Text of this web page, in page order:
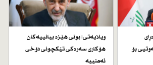
بۆ
ویلایەتی: بونی هێزە بیانییەكان
هۆكاری سەرەكی تێكچونی دۆخی
ئەمنییە